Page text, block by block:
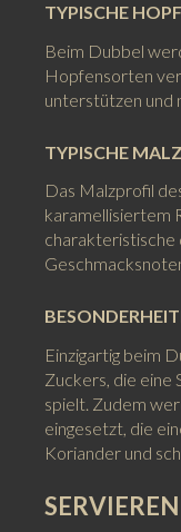
TYPISCHE
Beim Dubbel
Hopfensorten
unterstützen und
TYPISCHE
Das Malzprofil
karamellisiertem
charakteristische
Einzigartig beim
Zuckers, die eine
spielt. Zudem
eingesetzt, die
Koriander und
SERVIEREN